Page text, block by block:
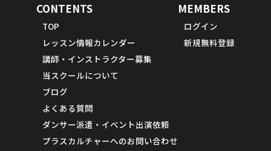
CONTENTS
TOP
レッスン情報カレンダー
講師・インストラクター募集
当スクールについて
ブログ
よくある質問
ダンサー派遣・イベント出演依頼
プラスカルチャーへのお問い合わせ
MEMBERS
ログイン
新規無料登録